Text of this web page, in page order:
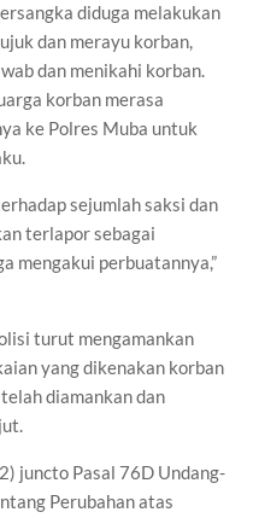
diduga melakukan
dan merayu korban,
dan menikahi korban.
korban merasa
ke Polres Muba untuk
sejumlah saksi dan
terlapor sebagai
mengakui perbuatannya,”
turut mengamankan
yang dikenakan korban
diamankan dan
juncto Pasal 76D Undang-
Perubahan atas